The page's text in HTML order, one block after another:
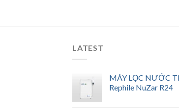
LATEST
MÁY LỌC NƯỚC
Rephile NuZar R24